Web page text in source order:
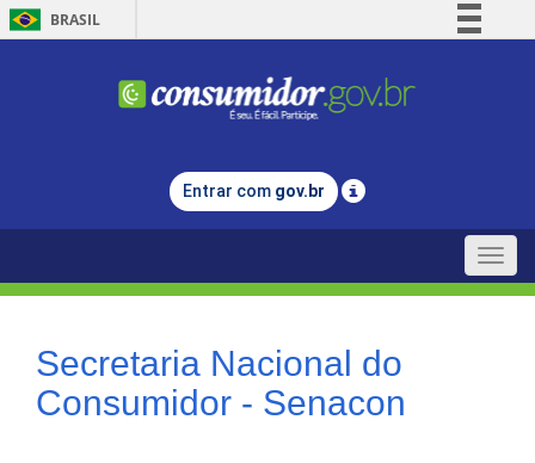
BRASIL
Comunica BR
Legislação
Entrar com gov.br
Toggle
Secretaria Nacional do
Consumidor - Senacon